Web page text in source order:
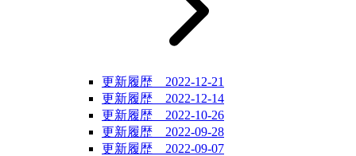
更新履歴 2022-12-21
更新履歴 2022-12-14
更新履歴 2022-10-26
更新履歴 2022-09-28
更新履歴 2022-09-07